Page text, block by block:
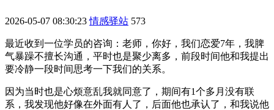
2026-05-07 08:30:23 情感驿站 573
最近收到一位学员的咨询：老师，你好，我们恋爱7年，我脾
气暴躁不擅长沟通，平时也是聚少离多，前段时间他和我提出
要冷静一段时间思考一下我们的关系。
因为当时也是心烦意乱我就同意了，期间有1个多月没有联
系，我发现他好像在外面有人了，后面他也承认了，和我说他